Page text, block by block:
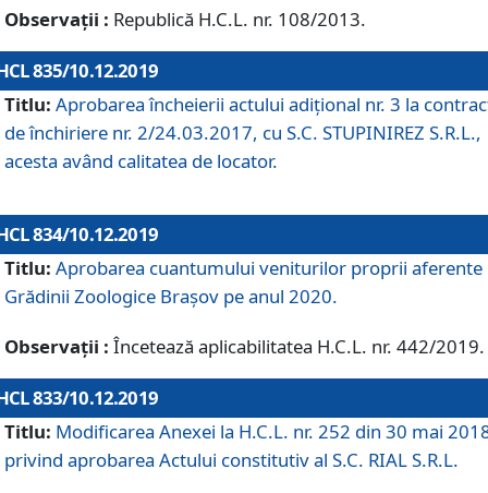
Observații : Republică H.C.L. nr. 108/2013.
835/10.12.2019
Titlu: Aprobarea încheierii actului adițional nr. 3 la
de închiriere nr. 2/24.03.2017, cu S.C. STUPINIREZ S.R.L.,
acesta având calitatea de locator.
834/10.12.2019
Titlu: Aprobarea cuantumului veniturilor proprii aferente
Grădinii Zoologice Braşov pe anul 2020.
Observații : Încetează aplicabilitatea H.C.L. nr. 442/2019.
833/10.12.2019
Titlu: Modificarea Anexei la H.C.L. nr. 252 din 30 mai
privind aprobarea Actului constitutiv al S.C. RIAL S.R.L.